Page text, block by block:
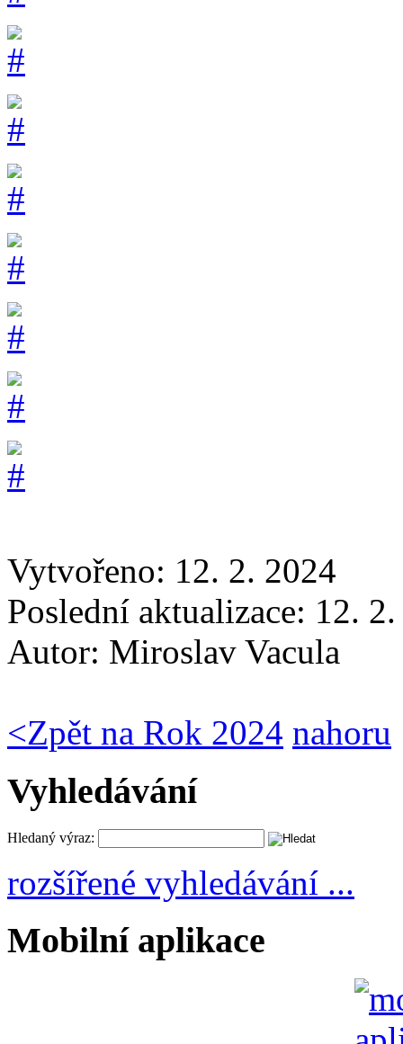
Vytvořeno: 12. 2. 2024
Poslední aktualizace: 12.
Autor: Miroslav Vacula
<Zpět na Rok 2024 nahoru
Vyhledávání
Hledaný výraz:
rozšířené vyhledávání ...
Mobilní aplikace